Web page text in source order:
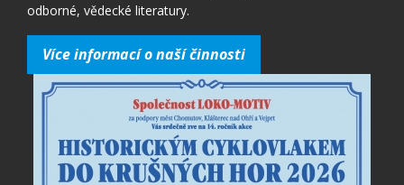
odborné, vědecké literatury.
Více informací o naší činnosti